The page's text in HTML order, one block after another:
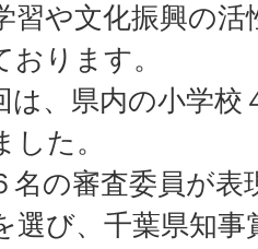
習や文化振興の
ります。
、県内の小学校
した。
の審査委員が表
選び、千葉県知